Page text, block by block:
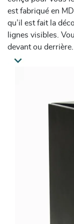
est fabriqué en
qu’il est fait la
lignes visibles.
devant ou derrière.